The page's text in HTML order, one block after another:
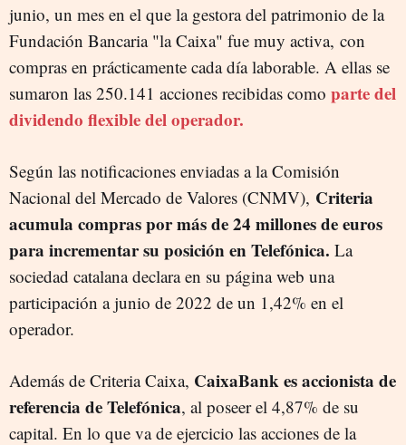
junio, un mes en el que la gestora del patrimonio de la
Fundación Bancaria "la Caixa" fue muy activa, con
compras en prácticamente cada día laborable. A ellas se
sumaron las 250.141 acciones recibidas como parte del
dividendo flexible del operador.
Según las notificaciones enviadas a la Comisión
Nacional del Mercado de Valores (CNMV), Criteria
acumula compras por más de 24 millones de euros
para incrementar su posición en Telefónica. La
sociedad catalana declara en su página web una
participación a junio de 2022 de un 1,42% en el
operador.
Además de Criteria Caixa, CaixaBank es accionista de
referencia de Telefónica, al poseer el 4,87% de su
capital. En lo que va de ejercicio las acciones de la